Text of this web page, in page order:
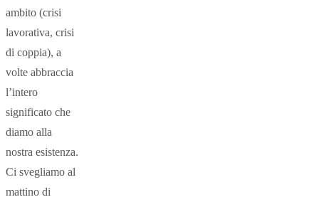
ambito (crisi
lavorativa, crisi
di coppia), a
volte abbraccia
l’intero
significato che
diamo alla
nostra esistenza.
Ci svegliamo al
mattino di